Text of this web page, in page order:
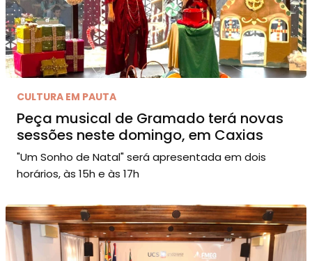
CULTURA EM PAUTA
Peça musical de Gramado terá novas
sessões neste domingo, em Caxias
"Um Sonho de Natal" será apresentada em dois
horários, às 15h e às 17h